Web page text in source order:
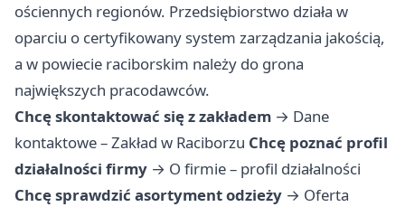
ościennych regionów. Przedsiębiorstwo działa w
oparciu o certyfikowany system zarządzania jakością,
a w powiecie raciborskim należy do grona
największych pracodawców.
Chcę skontaktować się z zakładem → Dane
kontaktowe – Zakład w Raciborzu Chcę poznać profil
działalności firmy → O firmie – profil działalności
Chcę sprawdzić asortyment odzieży → Oferta